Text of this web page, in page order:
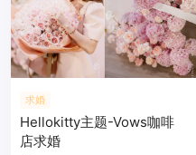
求婚
Hellokitty主题-Vows咖啡
店求婚